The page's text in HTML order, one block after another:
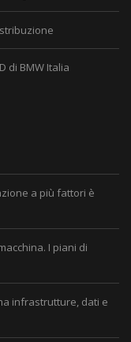
di BMW Italia
a più fattori è
I piani di
infrastrutture, dati e